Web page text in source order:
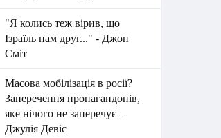
"Я колись теж вірив, що
Ізраїль нам друг..." - Джон
Сміт
Масова мобілізація в росії?
Заперечення пропагандонів,
яке нічого не заперечує –
Джулія Девіс